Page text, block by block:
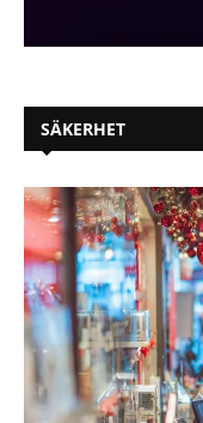
SÄKERHET